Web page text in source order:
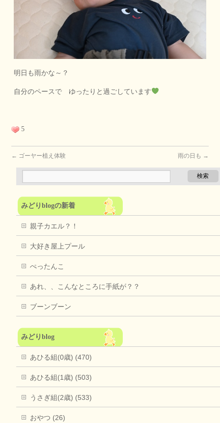
明日も雨かな～？
自分のペースで ゆったりと過ごしています
5
← ゴーヤー植え体験 雨の日も →
みどりblogの新着
親子カエル？！
大好き屋上プール
ぺったんこ
あれ、、こんなところに手紙が？？
ブーンブーン
みどりblog
あひる組(0歳) (470)
あひる組(1歳) (503)
うさぎ組(2歳) (533)
おやつ (26)